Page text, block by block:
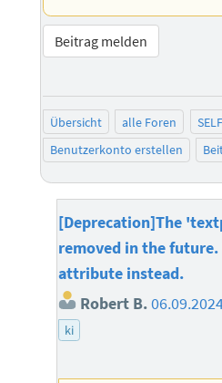
Beitrag melden
Übersicht alle Foren
Benutzerkonto erstellen
[Deprecation]The
removed in the
attribute instead.
Robert B.
ki